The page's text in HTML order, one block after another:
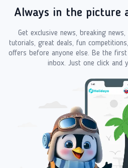
Always in the picture
Get exclusive news, breaking
tutorials, great deals, fun
offers before anyone else. Be the
inbox. Just one click and